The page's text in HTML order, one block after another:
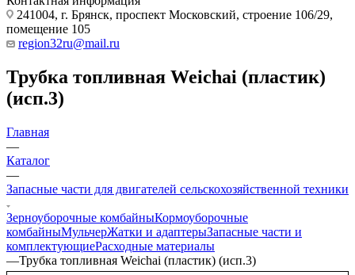
241004, г. Брянск, проспект Московский, строение 106/29,
помещение 105
region32ru@mail.ru
Трубка топливная Weichai (пластик)
(исп.3)
Главная
—
Каталог
—
Запасные части для двигателей сельскохозяйственной техники
Зерноуборочные комбайныКормоуборочные
комбайныМульчерЖатки и адаптерыЗапасные части и
комплектующиеРасходные материалы
—Трубка топливная Weichai (пластик) (исп.3)